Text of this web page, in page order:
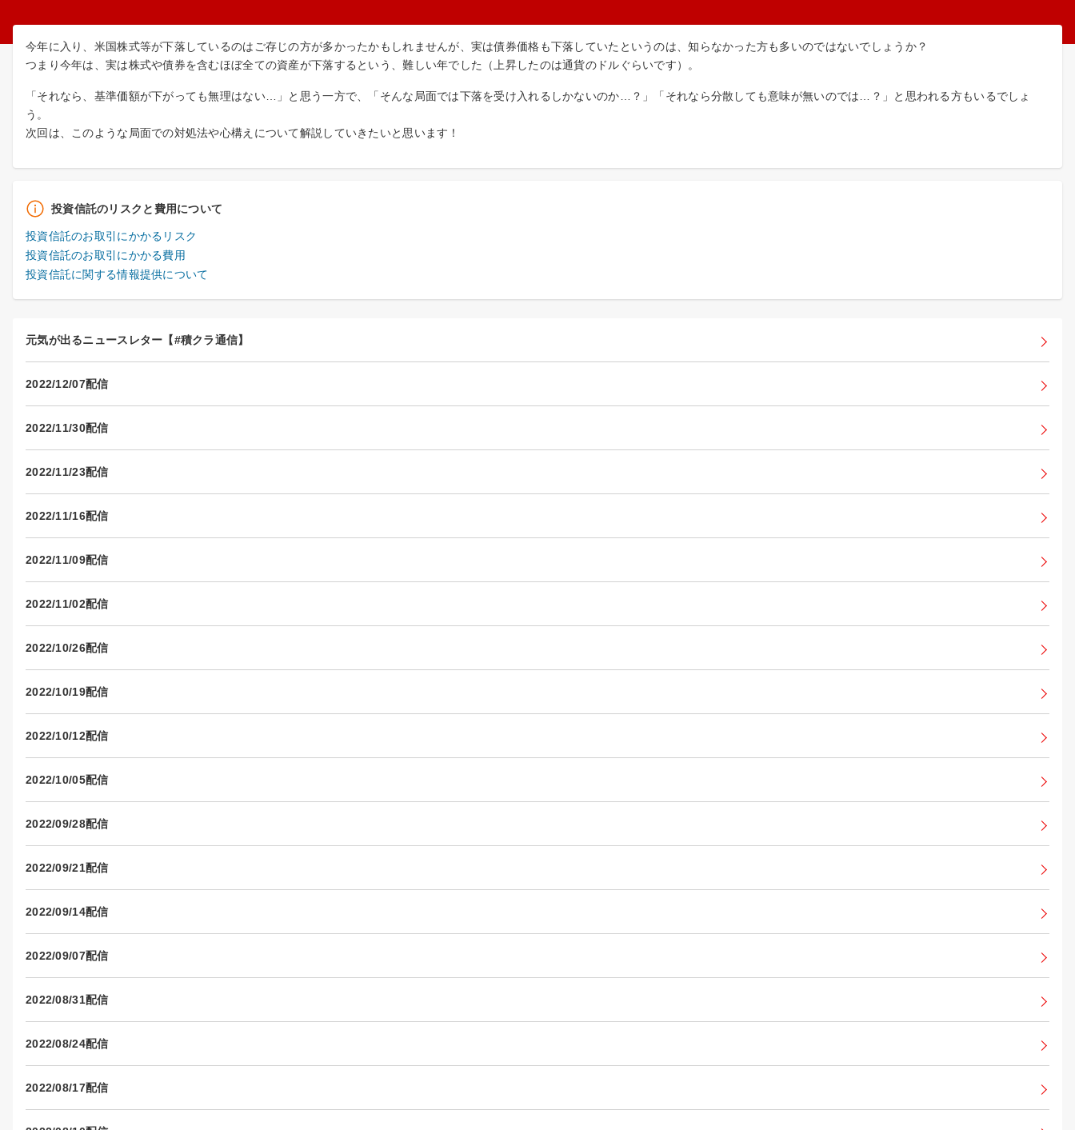
今年に入り、米国株式等が下落しているのはご存じの方が多かったかもしれませんが、実は債券価格も下落していたというのは、知らなかった方も多いのではないでしょうか？
つまり今年は、実は株式や債券を含むほぼ全ての資産が下落するという、難しい年でした（上昇したのは通貨のドルぐらいです）。
「それなら、基準価額が下がっても無理はない…」と思う一方で、「そんな局面では下落を受け入れるしかないのか…？」「それなら分散しても意味が無いのでは…？」と思われる方もいるでしょ
う。
次回は、このような局面での対処法や心構えについて解説していきたいと思います！
投資信託のリスクと費用について
投資信託のお取引にかかるリスク
投資信託のお取引にかかる費用
投資信託に関する情報提供について
元気が出るニュースレター【#積クラ通信】
2022/12/07配信
2022/11/30配信
2022/11/23配信
2022/11/16配信
2022/11/09配信
2022/11/02配信
2022/10/26配信
2022/10/19配信
2022/10/12配信
2022/10/05配信
2022/09/28配信
2022/09/21配信
2022/09/14配信
2022/09/07配信
2022/08/31配信
2022/08/24配信
2022/08/17配信